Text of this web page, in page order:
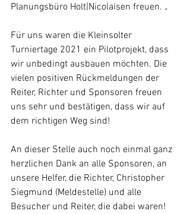
Planungsbüro Holt|Nicolaisen freuen. „
Für uns waren die Kleinsolter
Turniertage 2021 ein Pilotprojekt, dass
wir unbedingt ausbauen möchten. Die
vielen positiven Rückmeldungen der
Reiter, Richter und Sponsoren freuen
uns sehr und bestätigen, dass wir auf
dem richtigen Weg sind!
An dieser Stelle auch noch einmal ganz
herzlichen Dank an alle Sponsoren, an
unsere Helfer, die Richter, Christopher
Siegmund (Meldestelle) und alle
Besucher und Reiter, die dabei waren!